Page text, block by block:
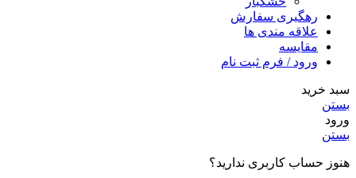
رهگیری سفارش
علاقه مندی ها
مقایسه
ورود / فرم ثبت نام
سبد خرید
بستن
ورود
بستن
هنوز حساب کاربری ندارید؟